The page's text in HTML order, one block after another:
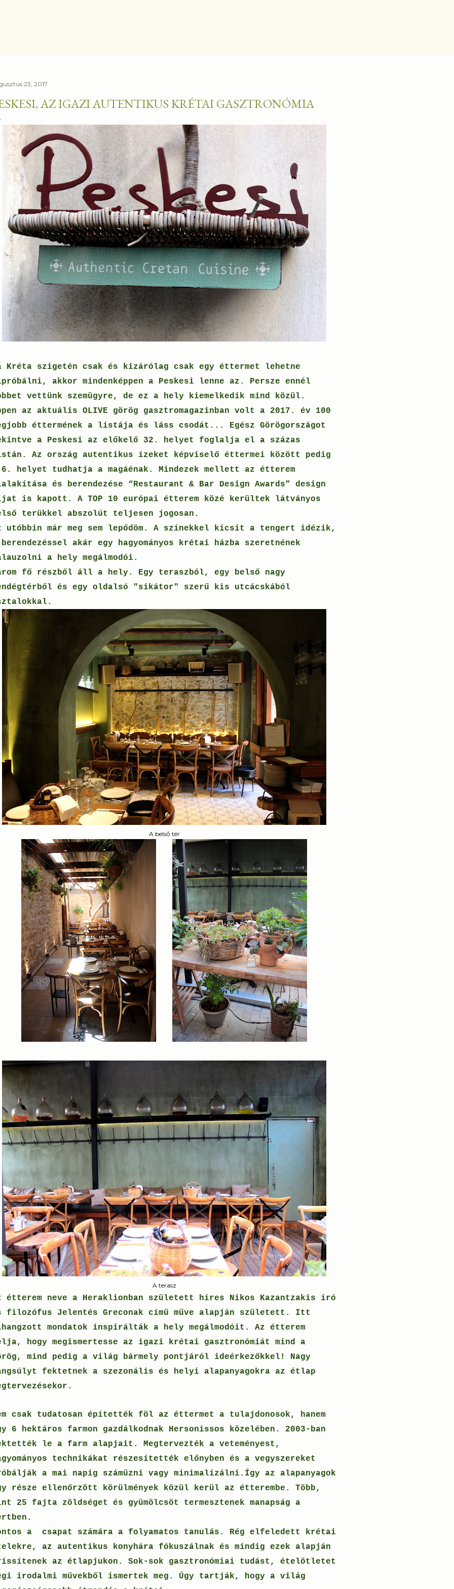
23, 2017
AZ IGAZI AUTENTIKUS KRÉTAI GASZTRONÓMIA
Kréta szigetén csak és kizárólag csak egy éttermet lehetne
akkor mindenképpen a Peskesi lenne az. Persze ennél
vettünk szemügyre, de ez a hely kiemelkedik mind közül.
az aktuális OLIVE görög gasztromagazinban volt a 2017. év 100
éttermének a listája és láss csodát... Egész Görögországot
a Peskesi az előkelő 32. helyet foglalja el a százas
Az ország autentikus ízeket képviselő éttermei között pedig
helyet tudhatja a magáénak. Mindezek mellett az étterem
és berendezése “Restaurant & Bar Design Awards” design
is kapott. A TOP 10 európai étterem közé kerültek látványos
terükkel abszolút teljesen jogosan.
utóbbin már meg sem lepődöm. A színekkel kicsit a tengert idézik,
akár egy hagyományos krétai házba szeretnének
a hely megálmodói.
fő részből áll a hely. Egy teraszból, egy belső nagy
és egy oldalsó "sikátor" szerű kis utcácskából
A belső tér
A terasz
étterem neve a Heraklionban született híres Nikos Kazantzakis író
filozófus Jelentés Greconak című műve alapján született. Itt
mondatok inspirálták a hely megálmodóit. Az étterem
hogy megismertesse az igazi krétai gasztronómiát mind a
mind pedig a világ bármely pontjáról ideérkezőkkel! Nagy
fektetnek a szezonális és helyi alapanyagokra az étlap
csak tudatosan építették föl az éttermet a tulajdonosok, hanem
6 hektáros farmon gazdálkodnak Hersonissos közelében. 2003-ban
le a farm alapjait. Megtervezték a veteményest,
technikákat részesítették előnyben és a vegyszereket
a mai napig száműzni vagy minimalizálni.Így az alapanyagok
része ellenőrzött körülmények közül kerül az étterembe. Több,
25 fajta zöldséget és gyümölcsöt termesztenek manapság a
a csapat számára a folyamatos tanulás. Rég elfeledett krétai
az autentikus konyhára fókuszálnak és mindig ezek alapján
az étlapjukon. Sok-sok gasztronómiai tudást, ételötletet
irodalmi művekből ismertek meg. Úgy tartják, hogy a világ